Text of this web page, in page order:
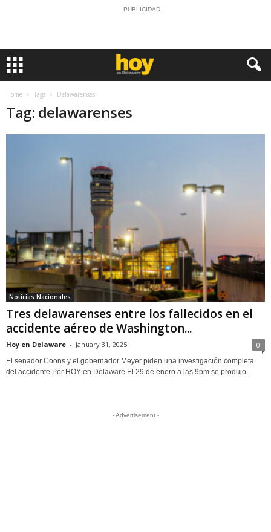
PUBLICIDAD
Home Tags Delawarenses
Tag: delawarenses
Noticias Nacionales
Tres delawarenses entre los fallecidos en el
accidente aéreo de Washington...
Hoy en Delaware - January 31, 2025 0
El senador Coons y el gobernador Meyer piden una investigación completa
del accidente Por HOY en Delaware El 29 de enero a las 9pm se produjo...
- Advertisement -